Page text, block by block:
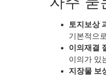
토지보상
기본적으
이의재결
이의가 있
지장물 보